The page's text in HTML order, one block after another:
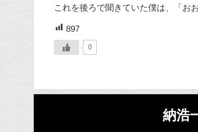
これを後ろで聞きていた僕は、「お
897
0
納浩